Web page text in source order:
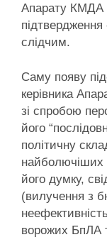
Апарату КМДА
підтвердження
слідчим.
Саму появу
керівника
зі спробою
його
політичну
найболючіших
його думку,
(вилучення з
ворожих БпЛА